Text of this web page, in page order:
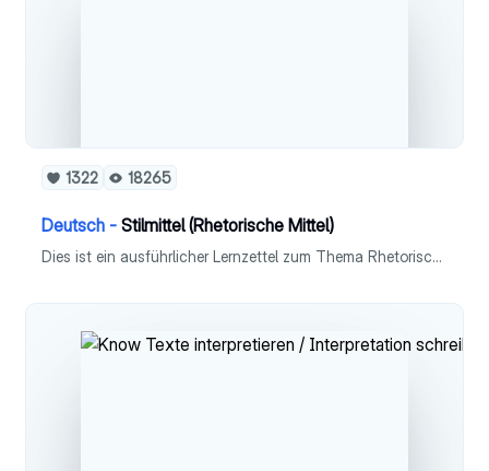
1322 18265
Deutsch - Stilmittel (Rhetorische Mittel)
Dies ist ein ausführlicher Lernzettel zum Thema Rhetorische Stilmittel in Fach Deutsch (Leistungskurs). Die meisten Stilmittel können auch für das Fach Latein verwendet werden.